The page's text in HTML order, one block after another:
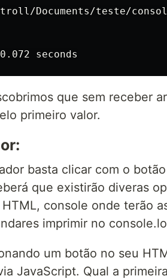
Documents/teste/
que sem receber
primeiro valor.
basta clicar com o
que existirão diveras
console onde terão
imprimir no
um botão no seu
JavaScript. Qual a